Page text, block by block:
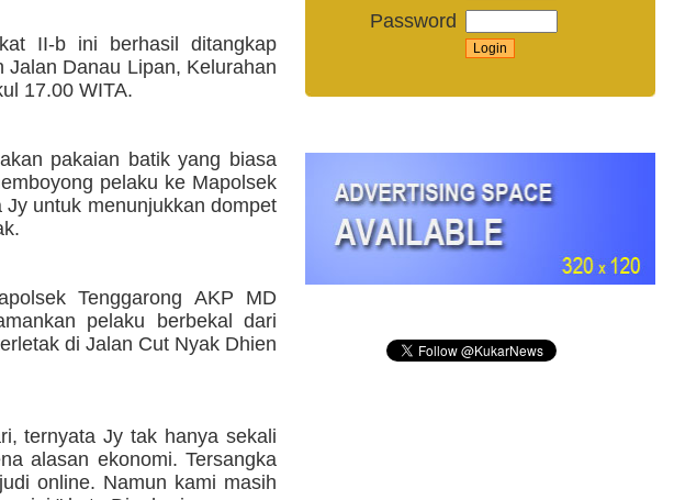
II-b ini berhasil ditangkap
Danau Lipan, Kelurahan
17.00 WITA.
pakaian batik yang biasa
pelaku ke Mapolsek
untuk menunjukkan dompet
Tenggarong AKP MD
pelaku berbekal dari
di Jalan Cut Nyak Dhien
ternyata Jy tak hanya sekali
alasan ekonomi. Tersangka
online. Namun kami masih
Password